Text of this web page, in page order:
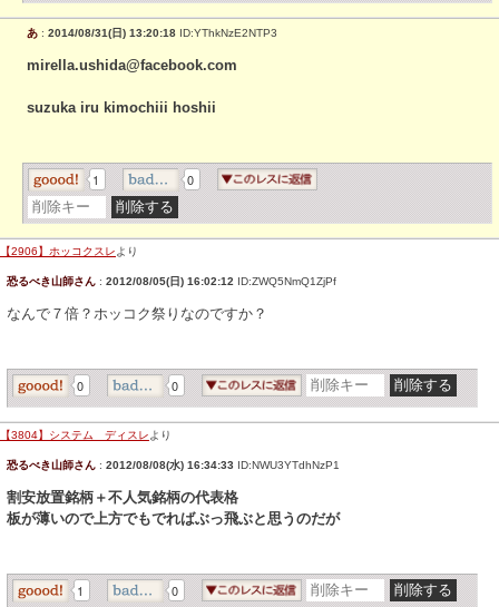
あ : 2014/08/31(日) 13:20:18 ID:YThkNzE2NTP3
mirella.ushida@facebook.com
suzuka iru kimochiii hoshii
1 0
【2906】ホッコクスレ より
恐るべき山師さん : 2012/08/05(日) 16:02:12 ID:ZWQ5NmQ1ZjPf
なんで７倍？ホッコク祭りなのですか？
0 0
【3804】システム ディスレ より
恐るべき山師さん : 2012/08/08(水) 16:34:33 ID:NWU3YTdhNzP1
割安放置銘柄＋不人気銘柄の代表格
板が薄いので上方でもでればぶっ飛ぶと思うのだが
1 0